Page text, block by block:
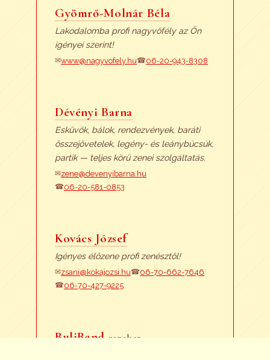
Gyömrő-Molnár Béla
Lakodalomba profi nagyvőfély az Ön
igényei szerint!
✉www@nagyvofely.hu☎06-20-943-8308
Dévényi Barna
Esküvők, bálok, rendezvények, baráti
összejövetelek, legény- és leánybúcsúk,
partik — teljes körű zenei szolgáltatás.
✉zene@devenyibarna.hu
☎06-20-581-0853
Kovács József
Igényes élőzene profi zenésztől!
✉zsani@kokajozsi.hu☎06-70-662-7646
☎06-70-427-9225
BuliBand zenekar